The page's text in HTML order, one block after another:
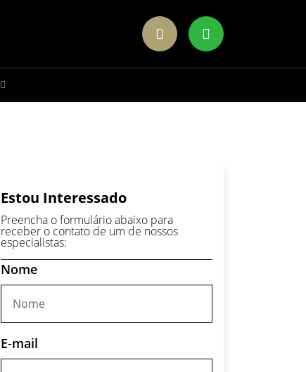
Estou Interessado
Preencha o formulário abaixo para
receber o contato de um de nossos
especialistas:
Nome
E-mail